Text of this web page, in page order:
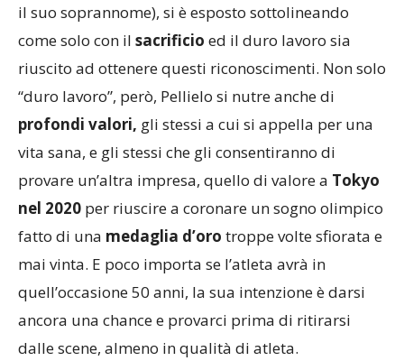
il suo soprannome), si è esposto sottolineando
come solo con il sacrificio ed il duro lavoro sia
riuscito ad ottenere questi riconoscimenti. Non solo
“duro lavoro”, però, Pellielo si nutre anche di
profondi valori, gli stessi a cui si appella per una
vita sana, e gli stessi che gli consentiranno di
provare un’altra impresa, quello di valore a Tokyo
nel 2020 per riuscire a coronare un sogno olimpico
fatto di una medaglia d’oro troppe volte sfiorata e
mai vinta. E poco importa se l’atleta avrà in
quell’occasione 50 anni, la sua intenzione è darsi
ancora una chance e provarci prima di ritirarsi
dalle scene, almeno in qualità di atleta.